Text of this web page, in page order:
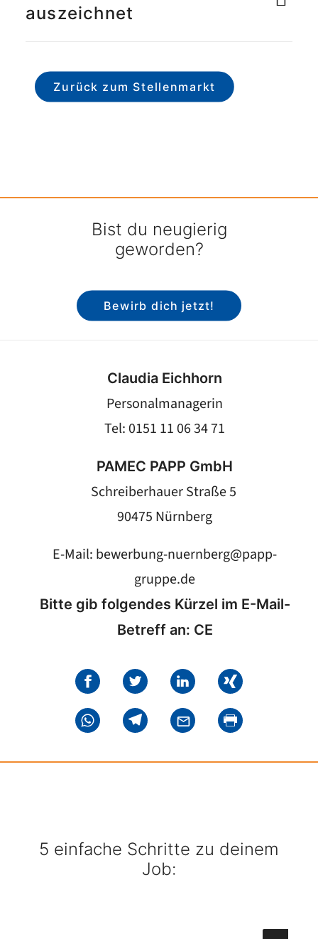
auszeichnet
Zurück zum Stellenmarkt
Bist du neugierig
geworden?
Bewirb dich jetzt!
Claudia Eichhorn
Personalmanagerin
Tel: 0151 11 06 34 71
PAMEC PAPP GmbH
Schreiberhauer Straße 5
90475 Nürnberg
E-Mail: bewerbung-nuernberg@papp-
gruppe.de
Bitte gib folgendes Kürzel im E-Mail-
Betreff an: CE
5 einfache Schritte zu deinem
Job: